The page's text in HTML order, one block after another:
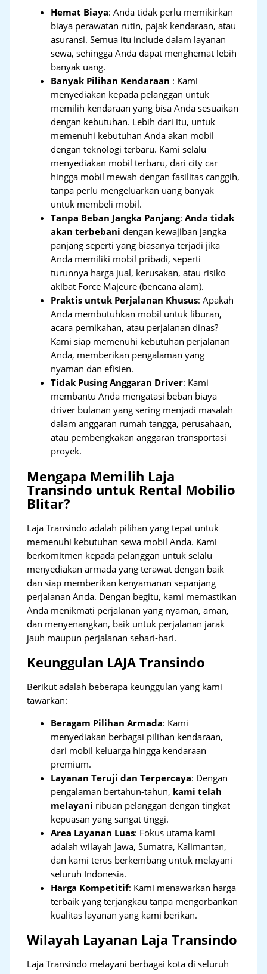
Hemat Biaya: Anda tidak perlu memikirkan
biaya perawatan rutin, pajak kendaraan, atau
asuransi. Semua itu include dalam layanan
sewa, sehingga Anda dapat menghemat lebih
banyak uang.
Banyak Pilihan Kendaraan : Kami
menyediakan kepada pelanggan untuk
memilih kendaraan yang bisa Anda sesuaikan
dengan kebutuhan. Lebih dari itu, untuk
memenuhi kebutuhan Anda akan mobil
dengan teknologi terbaru. Kami selalu
menyediakan mobil terbaru, dari city car
hingga mobil mewah dengan fasilitas canggih,
tanpa perlu mengeluarkan uang banyak
untuk membeli mobil.
Tanpa Beban Jangka Panjang:Anda tidak
akan terbebani dengan kewajiban jangka
panjang seperti yang biasanya terjadi jika
Anda memiliki mobil pribadi, seperti
turunnya harga jual, kerusakan, atau risiko
akibat Force Majeure (bencana alam).
Praktis untuk Perjalanan Khusus: Apakah
Anda membutuhkan mobil untuk liburan,
acara pernikahan, atau perjalanan dinas?
Kami siap memenuhi kebutuhan perjalanan
Anda, memberikan pengalaman yang
nyaman dan efisien.
Tidak Pusing Anggaran Driver: Kami
membantu Anda mengatasi beban biaya
driver bulanan yang sering menjadi masalah
dalam anggaran rumah tangga, perusahaan,
atau pembengkakan anggaran transportasi
proyek.
Mengapa Memilih Laja
Transindo untuk Rental Mobilio
Blitar?
Laja Transindo adalah pilihan yang tepat untuk
memenuhi kebutuhan sewa mobil Anda. Kami
berkomitmen kepada pelanggan untuk selalu
menyediakan armada yang terawat dengan baik
dan siap memberikan kenyamanan sepanjang
perjalanan Anda. Dengan begitu, kami memastikan
Anda menikmati perjalanan yang nyaman, aman,
dan menyenangkan, baik untuk perjalanan jarak
jauh maupun perjalanan sehari-hari.
Keunggulan LAJA Transindo
Berikut adalah beberapa keunggulan yang kami
tawarkan:
Beragam Pilihan Armada: Kami
menyediakan berbagai pilihan kendaraan,
dari mobil keluarga hingga kendaraan
premium.
Layanan Teruji dan Terpercaya: Dengan
pengalaman bertahun-tahun, kami telah
melayani ribuan pelanggan dengan tingkat
kepuasan yang sangat tinggi.
Area Layanan Luas: Fokus utama kami
adalah wilayah Jawa, Sumatra, Kalimantan,
dan kami terus berkembang untuk melayani
seluruh Indonesia.
Harga Kompetitif: Kami menawarkan harga
terbaik yang terjangkau tanpa mengorbankan
kualitas layanan yang kami berikan.
Wilayah Layanan Laja Transindo
Laja Transindo melayani berbagai kota di seluruh